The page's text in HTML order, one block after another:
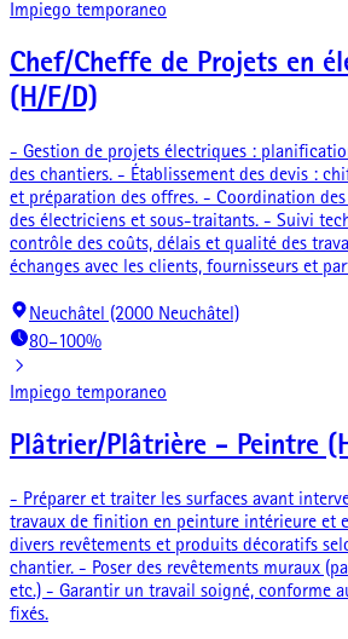
Impiego temporaneo
Chef/Cheffe de Projets en
(H/F/D)
- Gestion de projets électriques :
des chantiers. - Établissement des devis :
et préparation des offres. - Coordination
des électriciens et sous-traitants. - Suivi
contrôle des coûts, délais et qualité des
échanges avec les clients, fournisseurs et
Neuchâtel (2000 Neuchâtel)
80–100%
Impiego temporaneo
Plâtrier/Plâtrière - Peintre
- Préparer et traiter les surfaces avant
travaux de finition en peinture intérieure et
divers revêtements et produits décoratifs
chantier. - Poser des revêtements muraux
etc.) - Garantir un travail soigné, conforme
fixés.